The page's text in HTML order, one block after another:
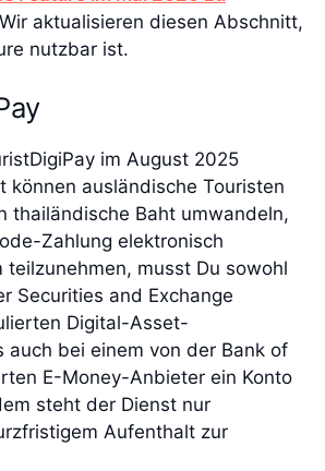
aktualisieren diesen Abschnitt,
nutzbar ist.
im August 2025
können ausländische Touristen
thailändische Baht umwandeln,
Zahlung elektronisch
teilzunehmen, musst Du sowohl
Securities and Exchange
Digital-Asset-
auch bei einem von der Bank of
E-Money-Anbieter ein Konto
steht der Dienst nur
Aufenthalt zur